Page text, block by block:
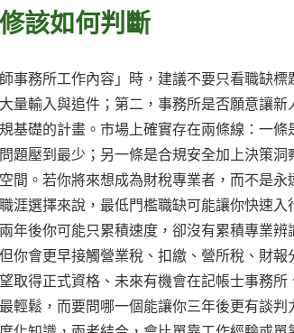
該如何判斷
事務所工作內容」時，建議不要只看職缺
量輸入與追件；第二，事務所是否願意讓
基礎的計畫。市場上確實存在兩條線：一
題壓到最少；另一條是合規安全加上決策
間。若你將來想成為財稅專業者，而不是
涯選擇來說，最低門檻職缺可能讓你快速
年後你可能只累積速度，卻沒有累積專業
你會更早接觸營業稅、扣繳、營所稅、財
取得正式資格、未來有機會在記帳士事務
輕鬆，而要問哪一個能讓你三年後更有談